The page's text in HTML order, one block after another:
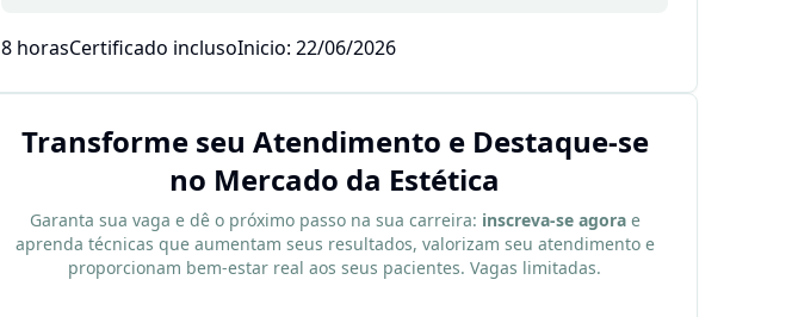
8 horasCertificado inclusoInicio: 22/06/2026
Transforme seu Atendimento e Destaque-se
no Mercado da Estética
Garanta sua vaga e dê o próximo passo na sua carreira: inscreva-se agorae
aprenda técnicas que aumentam seus resultados, valorizam seu atendimento e
proporcionam bem-estar real aos seus pacientes. Vagas limitadas.